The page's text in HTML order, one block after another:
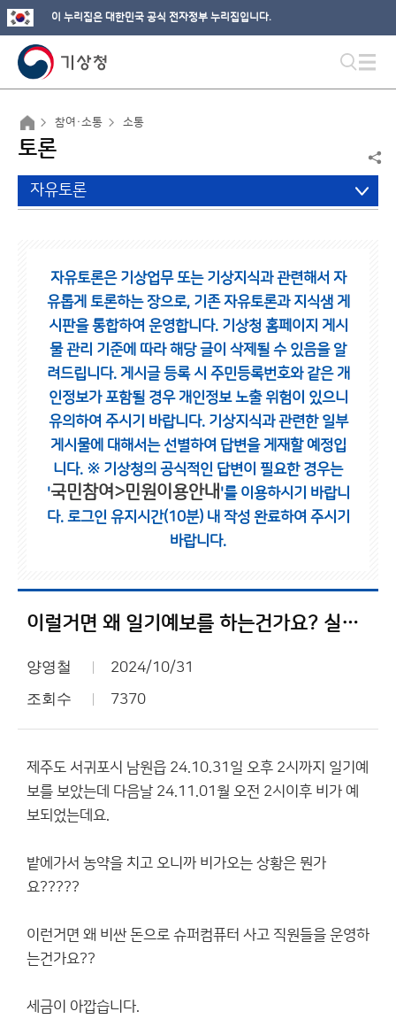
이 누리집은 대한민국 공식 전자정부 누리집입니다.
참여·소통 소통
토론
자유토론
자유토론은 기상업무 또는 기상지식과 관련해서 자
유롭게 토론하는 장으로, 기존 자유토론과 지식샘 게
시판을 통합하여 운영합니다. 기상청 홈페이지 게시
물 관리 기준에 따라 해당 글이 삭제될 수 있음을 알
려드립니다. 게시글 등록 시 주민등록번호와 같은 개
인정보가 포함될 경우 개인정보 노출 위험이 있으니
유의하여 주시기 바랍니다. 기상지식과 관련한 일부
게시물에 대해서는 선별하여 답변을 게재할 예정입
니다. ※ 기상청의 공식적인 답변이 필요한 경우는
'국민참여>민원이용안내 '를 이용하시기 바랍니
다. 로그인 유지시간(10분) 내 작성 완료하여 주시기
바랍니다.
이럴거면 왜 일기예보를 하는건가요? 실시간으로 에보가 바뀌니 실시간 상황이라고 하세요.
양영철 2024/10/31
조회수 7370
제주도 서귀포시 남원읍 24.10.31일 오후 2시까지 일기예
보를 보았는데 다음날 24.11.01월 오전 2시이후 비가 예
보되었는데요.
밭에가서 농약을 치고 오니까 비가오는 상황은 뭔가
요?????
이런거면 왜 비싼 돈으로 슈퍼컴퓨터 사고 직원들을 운영하
는건가요??
세금이 아깝습니다.